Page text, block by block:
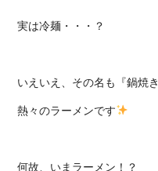
実は冷麺・・・？
いえいえ、その名も『鍋焼
熱々のラーメンです
何故、いまラーメン！？